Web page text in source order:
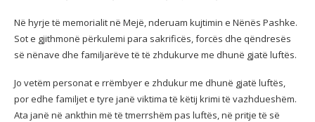
Në hyrje të memorialit në Mejë, nderuam kujtimin e Nënës Pashke.
Sot e gjithmonë përkulemi para sakrificës, forcës dhe qëndresës
së nënave dhe familjarëve të të zhdukurve me dhunë gjatë luftës.
Jo vetëm personat e rrëmbyer e zhdukur me dhunë gjatë luftës,
por edhe familjet e tyre janë viktima të këtij krimi të vazhdueshëm.
Ata janë në ankthin më të tmerrshëm pas luftës, në pritje të së